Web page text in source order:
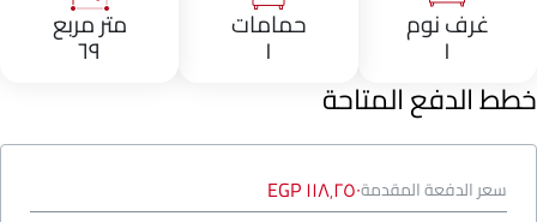
غرف نوم
١
حمامات
١
متر مربع
٦٩
خطط الدفع المتاحة
سعر الدفعة المقدمة١١٨٬٢٥٠ EGP